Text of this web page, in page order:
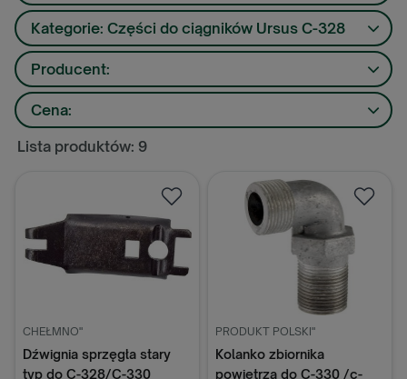
Kategorie: Części do ciągników Ursus C-328
Producent:
Cena:
Lista produktów: 9
CHEŁMNO"
Dźwignia sprzęgła stary
typ do C-328/C-330
PRODUKT POLSKI"
Kolanko zbiornika
powietrza do C-330 /c-